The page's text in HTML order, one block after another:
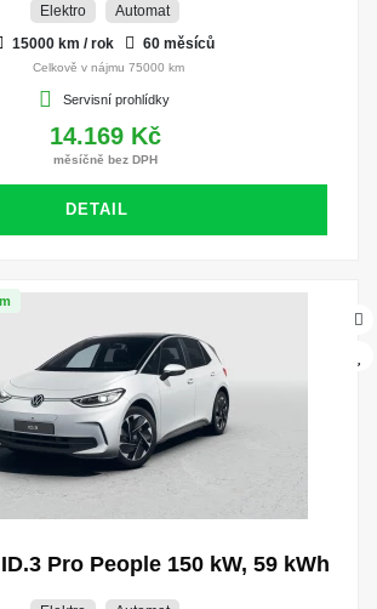
Elektro
Automat
15000 km / rok
60 měsíců
Celkově v nájmu 75000 km
Servisní prohlídky
14.169 Kč
měsíčně bez DPH
DETAIL
Pro People 150 kW, 59 kWh